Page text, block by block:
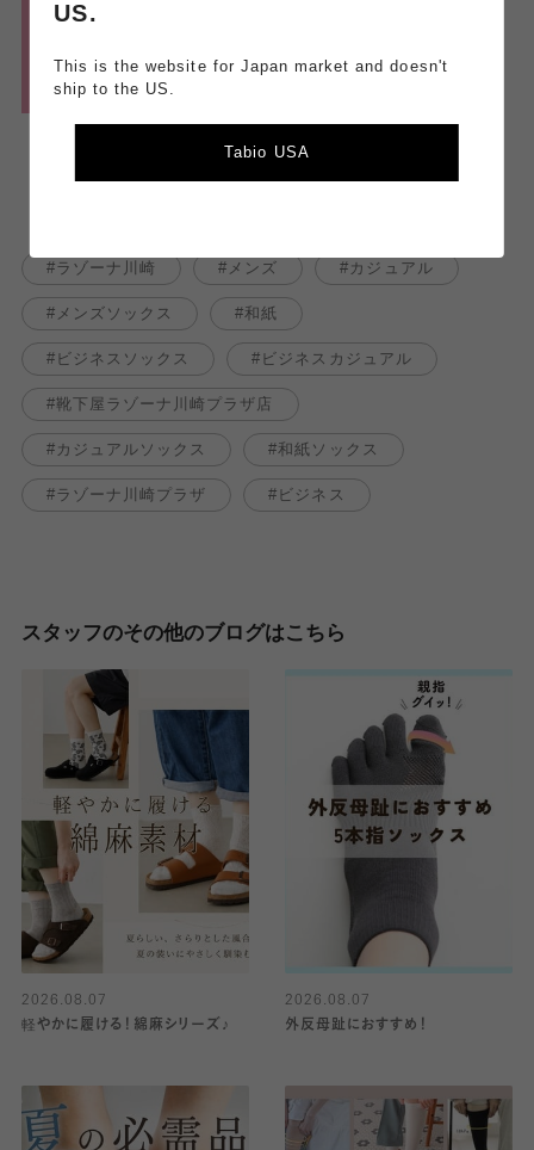
ラゾーナ川崎 メンズ カジュアル
メンズソックス 和紙
ビジネスソックス ビジネスカジュアル
靴下屋ラゾーナ川崎プラザ店
カジュアルソックス 和紙ソックス
ラゾーナ川崎プラザ ビジネス
スタッフのその他のブログはこちら
2026.08.07
軽やかに履ける！綿麻シリーズ♪
2026.08.07
外反母趾におすすめ！
US.
This is the website for Japan market and doesn't
ship to the US.
Tabio USA